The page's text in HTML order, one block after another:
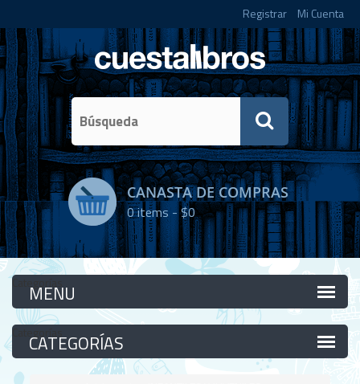
Registrar Mi Cuenta
CANASTA DE COMPRAS
0items -$0
Categorías
Categorías